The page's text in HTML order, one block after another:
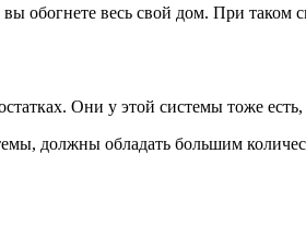
обогнете весь свой дом. При таком
Они у этой системы тоже
должны обладать большим